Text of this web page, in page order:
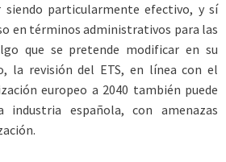
siendo particularmente efectivo, y sí
en términos administrativos para las
que se pretende modificar en su
la revisión del ETS, en línea con el
europeo a 2040 también puede
española, con amenazas